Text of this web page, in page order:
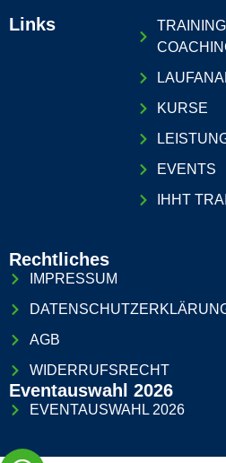
Links
KURSE
EVENTS
IHHT
Rechtliches
IMPRESSUM
AGB
WIDERRUFSRECHT
Eventauswahl 2026
EVENTAUSWAHL 2026